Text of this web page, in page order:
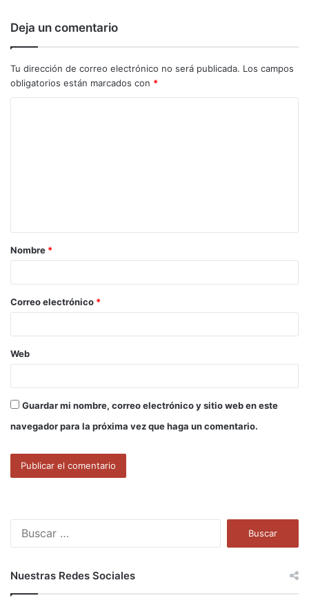
Deja un comentario
Tu dirección de correo electrónico no será publicada. Los campos
obligatorios están marcados con *
a
r
*
Nombre *
Correo electrónico *
Web
Guardar mi nombre, correo electrónico y sitio web en este
navegador para la próxima vez que haga un comentario.
Nuestras Redes Sociales